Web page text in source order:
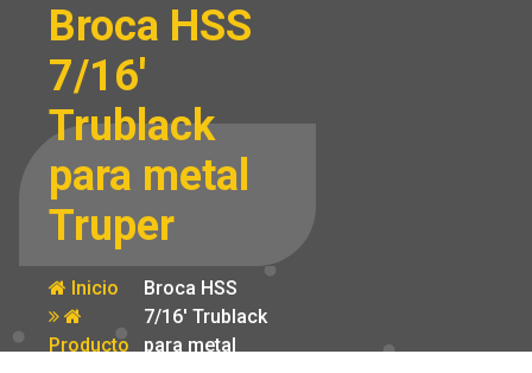
Broca HSS
7/16′
Trublack
para metal
Truper
Inicio
Producto
Broca HSS
7/16′ Trublack
para metal